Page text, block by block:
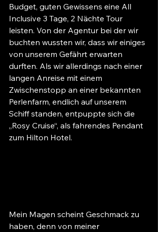
Budget, guten Gewissens eine All
Inclusive 3 Tage, 2 Nächte Tour
leisten. Von der Agentur bei der wir
buchten wussten wir, dass wir einiges
von unserem Gefährt erwarten
durften. Als wir allerdings nach einer
langen Anreise mit einem
Zwischenstopp an einer bekannten
Perlenfarm, endlich auf unserem
Schiff standen, entpuppte sich die
„Rosy Cruise“, als fahrendes Pendant
zum Hilton Hotel.
Mein Magen scheint Geschmack zu
haben, denn von meiner